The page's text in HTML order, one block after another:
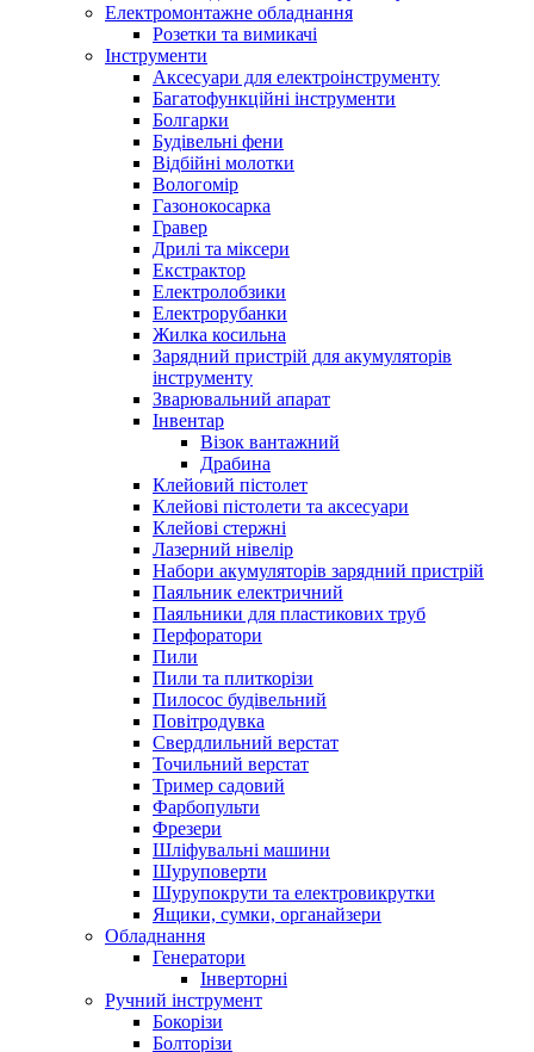
Електромонтажне обладнання
Розетки та вимикачі
Інструменти
Аксесуари для електроінструменту
Багатофункційні інструменти
Болгарки
Будівельні фени
Відбійні молотки
Вологомір
Газонокосарка
Гравер
Дрилі та міксери
Екстрактор
Електролобзики
Електрорубанки
Жилка косильна
Зарядний пристрій для акумуляторів
інструменту
Зварювальний апарат
Інвентар
Візок вантажний
Драбина
Клейовий пістолет
Клейові пістолети та аксесуари
Клейові стержні
Лазерний нівелір
Набори акумуляторів зарядний пристрій
Паяльник електричний
Паяльники для пластикових труб
Перфоратори
Пили
Пили та плиткорізи
Пилосос будівельний
Повітродувка
Свердлильний верстат
Точильний верстат
Тример садовий
Фарбопульти
Фрезери
Шліфувальні машини
Шуруповерти
Шурупокрути та електровикрутки
Ящики, сумки, органайзери
Обладнання
Генератори
Інверторні
Ручний інструмент
Бокорізи
Болторізи